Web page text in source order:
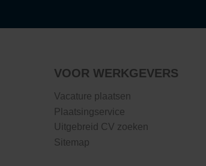
VOOR WERKGEVERS
Vacature plaatsen
Plaatsingservice
Uitgebreid CV zoeken
Sitemap